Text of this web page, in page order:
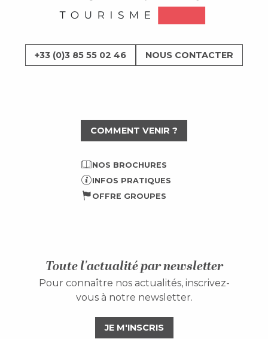
COMMENT VENIR ?
NOS BROCHURES
INFOS PRATIQUES
OFFRE GROUPES
+33 (0)3 85 55 02 46 NOUS CONTACTER
Toute l'actualité par newsletter
Pour connaître nos actualités, inscrivez-
vous à notre newsletter.
JE M'INSCRIS